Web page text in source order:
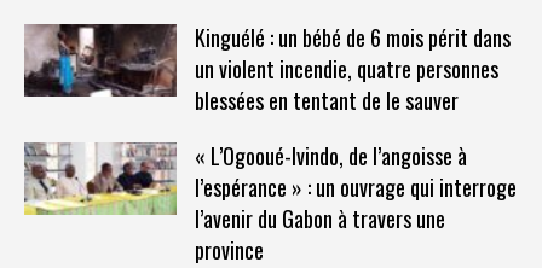
Kinguélé : un bébé de 6 mois périt dans
un violent incendie, quatre personnes
blessées en tentant de le sauver
« L’Ogooué-Ivindo, de l’angoisse à
l’espérance » : un ouvrage qui interroge
l’avenir du Gabon à travers une
province